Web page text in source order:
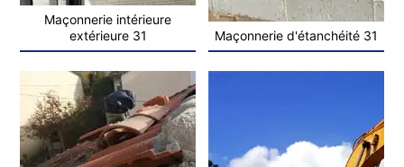
Maçonnerie intérieure
extérieure 31
Maçonnerie d'étanchéité 31